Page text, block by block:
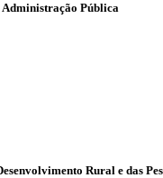
Administração Pública
Rural e das